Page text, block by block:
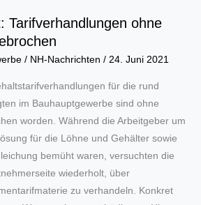
Tarifverhandlungen ohne
/ NH-Nachrichten / 24. Juni 2021
für die rund
im Bauhauptgewerbe sind ohne
worden. Während die Arbeitgeber um
für die Löhne und Gehälter sowie
bemüht waren, versuchten die
wiederholt, über
zu verhandeln. Konkret